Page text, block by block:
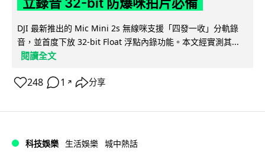
DJI 最新推出的 Mic Mini 2s 無線咪支援「四發一收」分軌錄
音，並首度下放 32-bit Float 浮點內錄功能。本文經實測其...
閱讀全文
248 1 ↗ 分享
科技娛樂 生活娛樂 城中熱話